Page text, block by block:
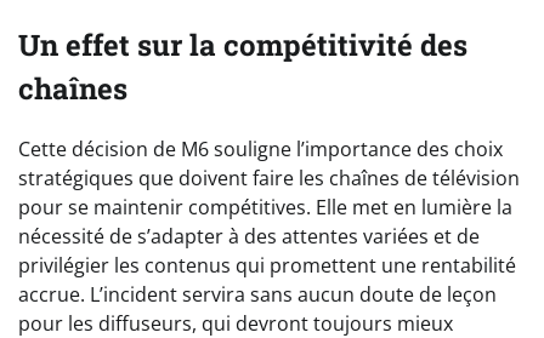
Un effet sur la compétitivité des
chaînes
Cette décision de M6 souligne l’importance des choix
stratégiques que doivent faire les chaînes de télévision
pour se maintenir compétitives. Elle met en lumière la
nécessité de s’adapter à des attentes variées et de
privilégier les contenus qui promettent une rentabilité
accrue. L’incident servira sans aucun doute de leçon
pour les diffuseurs, qui devront toujours mieux